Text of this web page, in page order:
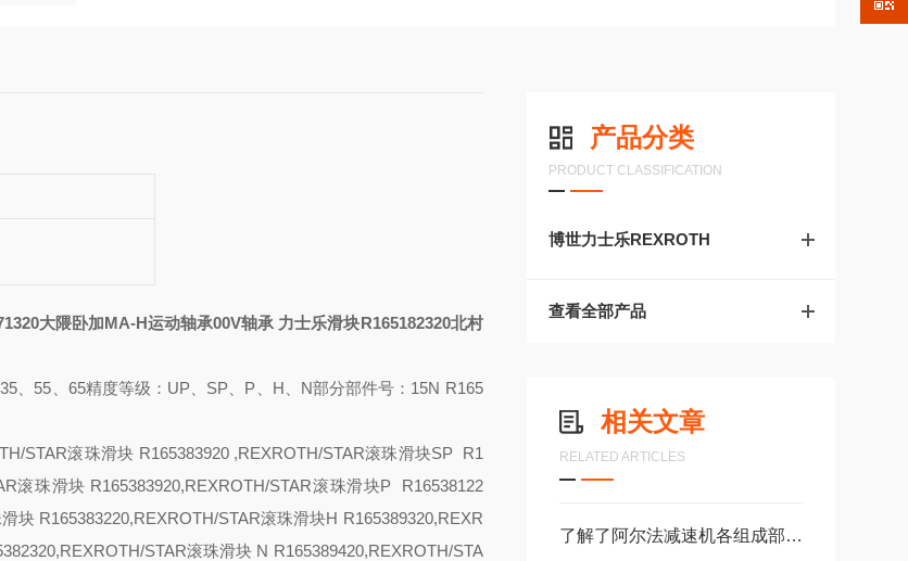
产品分类
PRODUCT CLASSIFICATION
博世力士乐REXROTH
查看全部产品
相关文章
RELATED ARTICLES
了解了阿尔法减速机各组成部件功能特点才能更好的使用它
大隈卧加MA-H运动轴承00V轴承 力士乐滑块R165182320北村
、55、65精度等级： UP、SP、P、H、N部分部件号： 15N R165
STAR滚珠滑块 R165383920 ,REXROTH/STAR滚珠滑块SP R1
滚珠滑块 R165383920,REXROTH/STAR滚珠滑块P R16538122
块 R165383220,REXROTH/STAR滚珠滑块H R165389320,REXR
STAR滚珠滑块 N R165389420,REXROTH/STA